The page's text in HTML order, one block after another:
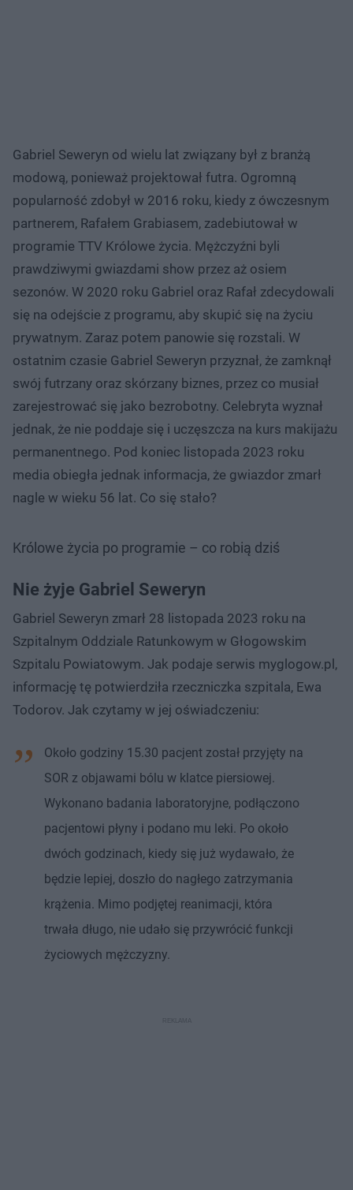
Gabriel Seweryn od wielu lat związany był z branżą
modową, ponieważ projektował futra. Ogromną
popularność zdobył w 2016 roku, kiedy z ówczesnym
partnerem, Rafałem Grabiasem, zadebiutował w
programie TTV Królowe życia. Mężczyźni byli
prawdziwymi gwiazdami show przez aż osiem
sezonów. W 2020 roku Gabriel oraz Rafał zdecydowali
się na odejście z programu, aby skupić się na życiu
prywatnym. Zaraz potem panowie się rozstali. W
ostatnim czasie Gabriel Seweryn przyznał, że zamknął
swój futrzany oraz skórzany biznes, przez co musiał
zarejestrować się jako bezrobotny. Celebryta wyznał
jednak, że nie poddaje się i uczęszcza na kurs makijażu
permanentnego. Pod koniec listopada 2023 roku
media obiegła jednak informacja, że gwiazdor zmarł
nagle w wieku 56 lat. Co się stało?
Królowe życia po programie – co robią dziś
Nie żyje Gabriel Seweryn
Gabriel Seweryn zmarł 28 listopada 2023 roku na
Szpitalnym Oddziale Ratunkowym w Głogowskim
Szpitalu Powiatowym. Jak podaje serwis myglogow.pl,
informację tę potwierdziła rzeczniczka szpitala, Ewa
Todorov. Jak czytamy w jej oświadczeniu:
Około godziny 15.30 pacjent został przyjęty na
SOR z objawami bólu w klatce piersiowej.
Wykonano badania laboratoryjne, podłączono
pacjentowi płyny i podano mu leki. Po około
dwóch godzinach, kiedy się już wydawało, że
będzie lepiej, doszło do nagłego zatrzymania
krążenia. Mimo podjętej reanimacji, która
trwała długo, nie udało się przywrócić funkcji
życiowych mężczyzny.